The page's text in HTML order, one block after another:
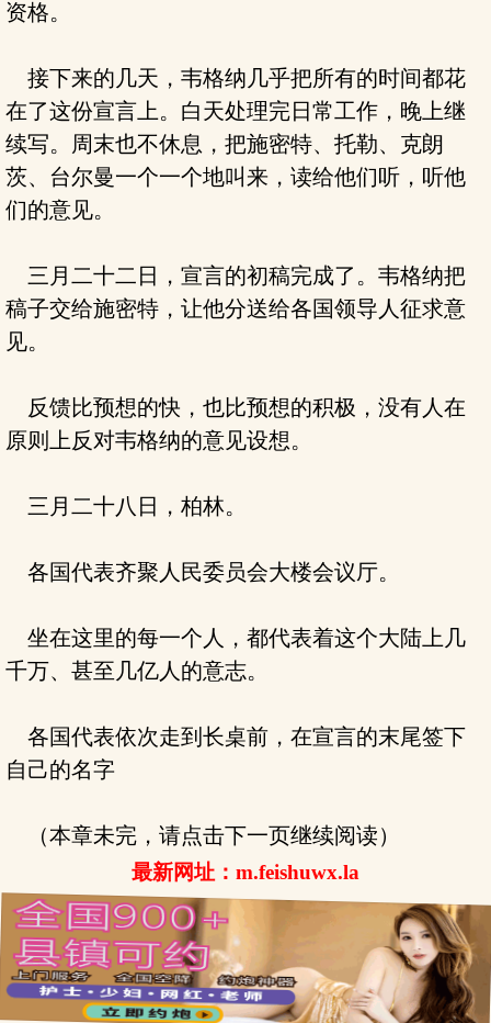
资格。
接下来的几天，韦格纳几乎把所有的时间都花
在了这份宣言上。白天处理完日常工作，晚上继
续写。周末也不休息，把施密特、托勒、克朗
茨、台尔曼一个一个地叫来，读给他们听，听他
们的意见。
三月二十二日，宣言的初稿完成了。韦格纳把
稿子交给施密特，让他分送给各国领导人征求意
见。
反馈比预想的快，也比预想的积极，没有人在
原则上反对韦格纳的意见设想。
三月二十八日，柏林。
各国代表齐聚人民委员会大楼会议厅。
坐在这里的每一个人，都代表着这个大陆上几
千万、甚至几亿人的意志。
各国代表依次走到长桌前，在宣言的末尾签下
自己的名字
（本章未完，请点击下一页继续阅读）
最新网址：m.feishuwx.la